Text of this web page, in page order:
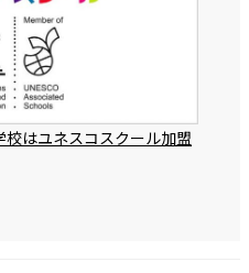
はユネスコスクール加盟